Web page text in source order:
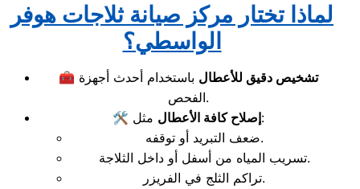
لماذا تختار مركز صيانة ثلاجات هوفر
الواسطي؟
🧰 تشخيص دقيق للأعطال باستخدام أحدث أجهزة
الفحص.
🛠️
إصلاح كافة الأعطالمثل:
ضعف التبريد أو توقفه.
تسريب المياه من أسفل أو داخل الثلاجة.
تراكم الثلج في الفريزر.